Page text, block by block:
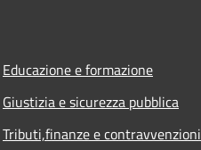
Educazione e formazione
Giustizia e sicurezza pubblica
Tributi,finanze e contravvenzioni